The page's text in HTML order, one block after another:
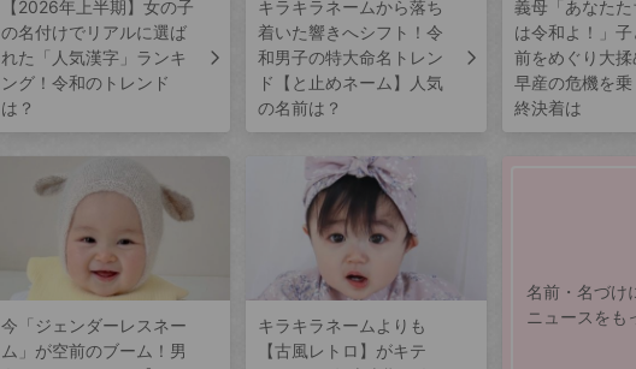
【2026年上半期】女の子
の名付けでリアルに選ば
れた「人気漢字」ランキ
ング！令和のトレンド
は？
キラキラネームから落ち
着いた響きへシフト！令
和男子の特大命名トレン
ド【と止めネーム】人気
の名前は？
義母「あなた
は令和よ！」
前をめぐり大
早産の危機を
終決着は
今「ジェンダーレスネー
ム」が空前のブーム！男
キラキラネームよりも
【古風レトロ】がキテ
名前・名づけ
ニュースをも